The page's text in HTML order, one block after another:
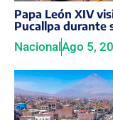
Papa León XIV
Pucallpa durante
Nacional Ago 5,